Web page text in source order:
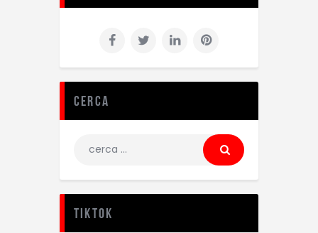
Cerca
TikTok